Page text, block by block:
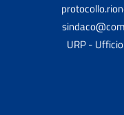
URP -